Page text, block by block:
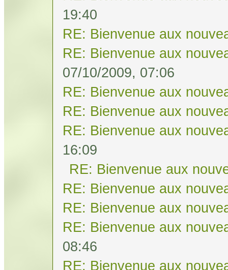
19:40
RE: Bienvenue aux
RE: Bienvenue aux
07/10/2009, 07:06
RE: Bienvenue aux
RE: Bienvenue aux
RE: Bienvenue aux
16:09
RE: Bienvenue aux
RE: Bienvenue aux
RE: Bienvenue aux
RE: Bienvenue aux
08:46
RE: Bienvenue aux